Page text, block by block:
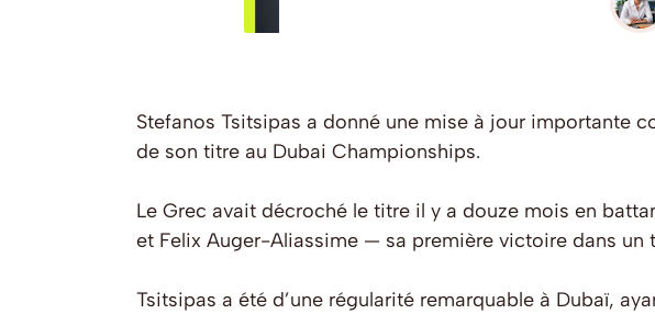
Stefanos Tsitsipas a donné une mise à jour importante
de son titre au Dubai Championships.
Le Grec avait décroché le titre il y a douze mois en
et Felix Auger-Aliassime — sa première victoire dans un
Tsitsipas a été d’une régularité remarquable à Dubaï,